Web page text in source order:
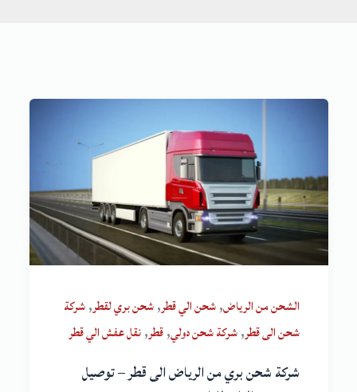
الشحن من الرياض,شحن الي قطر,شحن بري لقطر,شركة
شحن الى قطر,شركة شحن دولي,قطر,نقل عفش الي قطر
شركة شحن بري من الرياض الى قطر – توصيل